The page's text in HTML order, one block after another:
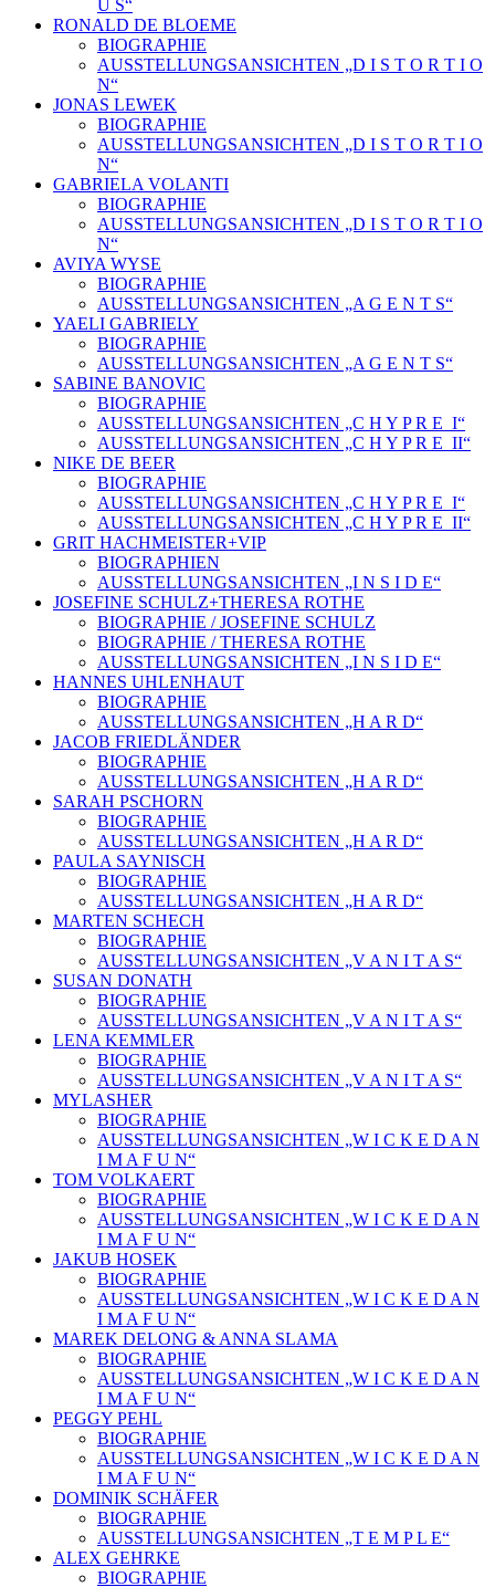
U S“
RONALD DE BLOEME
BIOGRAPHIE
AUSSTELLUNGSANSICHTEN „D I S T O R T I O
N“
JONAS LEWEK
BIOGRAPHIE
AUSSTELLUNGSANSICHTEN „D I S T O R T I O
N“
GABRIELA VOLANTI
BIOGRAPHIE
AUSSTELLUNGSANSICHTEN „D I S T O R T I O
N“
AVIYA WYSE
BIOGRAPHIE
AUSSTELLUNGSANSICHTEN „A G E N T S“
YAELI GABRIELY
BIOGRAPHIE
AUSSTELLUNGSANSICHTEN „A G E N T S“
SABINE BANOVIC
BIOGRAPHIE
AUSSTELLUNGSANSICHTEN „C H Y P R E_I“
AUSSTELLUNGSANSICHTEN „C H Y P R E_II“
NIKE DE BEER
BIOGRAPHIE
AUSSTELLUNGSANSICHTEN „C H Y P R E_I“
AUSSTELLUNGSANSICHTEN „C H Y P R E_II“
GRIT HACHMEISTER+VIP
BIOGRAPHIEN
AUSSTELLUNGSANSICHTEN „I N S I D E“
JOSEFINE SCHULZ+THERESA ROTHE
BIOGRAPHIE / JOSEFINE SCHULZ
BIOGRAPHIE / THERESA ROTHE
AUSSTELLUNGSANSICHTEN „I N S I D E“
HANNES UHLENHAUT
BIOGRAPHIE
AUSSTELLUNGSANSICHTEN „H A R D“
JACOB FRIEDLÄNDER
BIOGRAPHIE
AUSSTELLUNGSANSICHTEN „H A R D“
SARAH PSCHORN
BIOGRAPHIE
AUSSTELLUNGSANSICHTEN „H A R D“
PAULA SAYNISCH
BIOGRAPHIE
AUSSTELLUNGSANSICHTEN „H A R D“
MARTEN SCHECH
BIOGRAPHIE
AUSSTELLUNGSANSICHTEN „V A N I T A S“
SUSAN DONATH
BIOGRAPHIE
AUSSTELLUNGSANSICHTEN „V A N I T A S“
LENA KEMMLER
BIOGRAPHIE
AUSSTELLUNGSANSICHTEN „V A N I T A S“
MYLASHER
BIOGRAPHIE
AUSSTELLUNGSANSICHTEN „W I C K E D A N
I M A F U N“
TOM VOLKAERT
BIOGRAPHIE
AUSSTELLUNGSANSICHTEN „W I C K E D A N
I M A F U N“
JAKUB HOSEK
BIOGRAPHIE
AUSSTELLUNGSANSICHTEN „W I C K E D A N
I M A F U N“
MAREK DELONG & ANNA SLAMA
BIOGRAPHIE
AUSSTELLUNGSANSICHTEN „W I C K E D A N
I M A F U N“
PEGGY PEHL
BIOGRAPHIE
AUSSTELLUNGSANSICHTEN „W I C K E D A N
I M A F U N“
DOMINIK SCHÄFER
BIOGRAPHIE
AUSSTELLUNGSANSICHTEN „T E M P L E“
ALEX GEHRKE
BIOGRAPHIE